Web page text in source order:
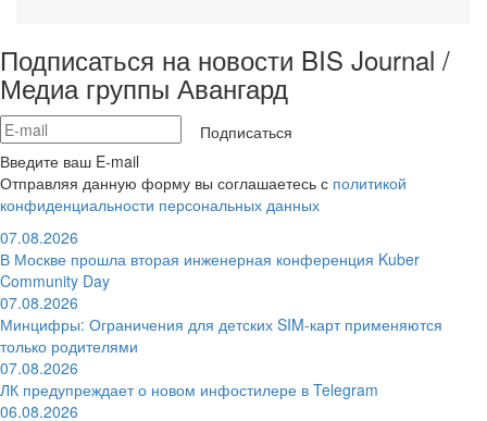
Подписаться на новости BIS Journal /
Медиа группы Авангард
Подписаться
Введите ваш E-mail
Отправляя данную форму вы соглашаетесь с политикой
конфиденциальности персональных данных
07.08.2026
В Москве прошла вторая инженерная конференция Kuber
Community Day
07.08.2026
Минцифры: Ограничения для детских SIM-карт применяются
только родителями
07.08.2026
ЛК предупреждает о новом инфостилере в Telegram
06.08.2026